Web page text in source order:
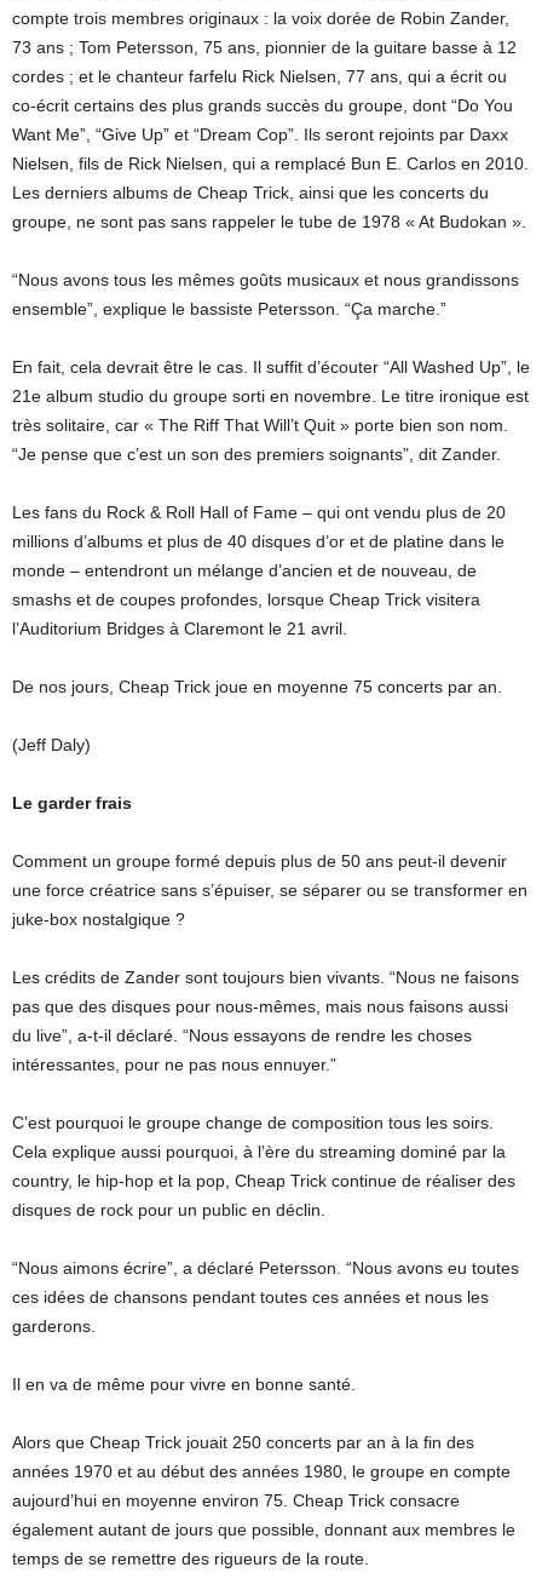
compte trois membres originaux : la voix dorée de Robin Zander,
73 ans ; Tom Petersson, 75 ans, pionnier de la guitare basse à 12
cordes ; et le chanteur farfelu Rick Nielsen, 77 ans, qui a écrit ou
co-écrit certains des plus grands succès du groupe, dont “Do You
Want Me”, “Give Up” et “Dream Cop”. Ils seront rejoints par Daxx
Nielsen, fils de Rick Nielsen, qui a remplacé Bun E. Carlos en 2010.
Les derniers albums de Cheap Trick, ainsi que les concerts du
groupe, ne sont pas sans rappeler le tube de 1978 « At Budokan ».
“Nous avons tous les mêmes goûts musicaux et nous grandissons
ensemble”, explique le bassiste Petersson. “Ça marche.”
En fait, cela devrait être le cas. Il suffit d’écouter “All Washed Up”, le
21e album studio du groupe sorti en novembre. Le titre ironique est
très solitaire, car « The Riff That Will’t Quit » porte bien son nom.
“Je pense que c’est un son des premiers soignants”, dit Zander.
Les fans du Rock & Roll Hall of Fame – qui ont vendu plus de 20
millions d’albums et plus de 40 disques d’or et de platine dans le
monde – entendront un mélange d’ancien et de nouveau, de
smashs et de coupes profondes, lorsque Cheap Trick visitera
l’Auditorium Bridges à Claremont le 21 avril.
De nos jours, Cheap Trick joue en moyenne 75 concerts par an.
(Jeff Daly)
Le garder frais
Comment un groupe formé depuis plus de 50 ans peut-il devenir
une force créatrice sans s’épuiser, se séparer ou se transformer en
juke-box nostalgique ?
Les crédits de Zander sont toujours bien vivants. “Nous ne faisons
pas que des disques pour nous-mêmes, mais nous faisons aussi
du live”, a-t-il déclaré. “Nous essayons de rendre les choses
intéressantes, pour ne pas nous ennuyer.”
C’est pourquoi le groupe change de composition tous les soirs.
Cela explique aussi pourquoi, à l’ère du streaming dominé par la
country, le hip-hop et la pop, Cheap Trick continue de réaliser des
disques de rock pour un public en déclin.
“Nous aimons écrire”, a déclaré Petersson. “Nous avons eu toutes
ces idées de chansons pendant toutes ces années et nous les
garderons.
Il en va de même pour vivre en bonne santé.
Alors que Cheap Trick jouait 250 concerts par an à la fin des
années 1970 et au début des années 1980, le groupe en compte
aujourd’hui en moyenne environ 75. Cheap Trick consacre
également autant de jours que possible, donnant aux membres le
temps de se remettre des rigueurs de la route.